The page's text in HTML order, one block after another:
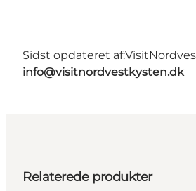
Sidst opdateret af:
info@visitnordvestkysten.dk
Relaterede produkter